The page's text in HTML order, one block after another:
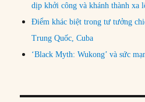
dịp khởi công và khánh thành xa
Điểm khác biệt trong tư tưởng
Trung Quốc, Cuba
‘Black Myth: Wukong’ và sức